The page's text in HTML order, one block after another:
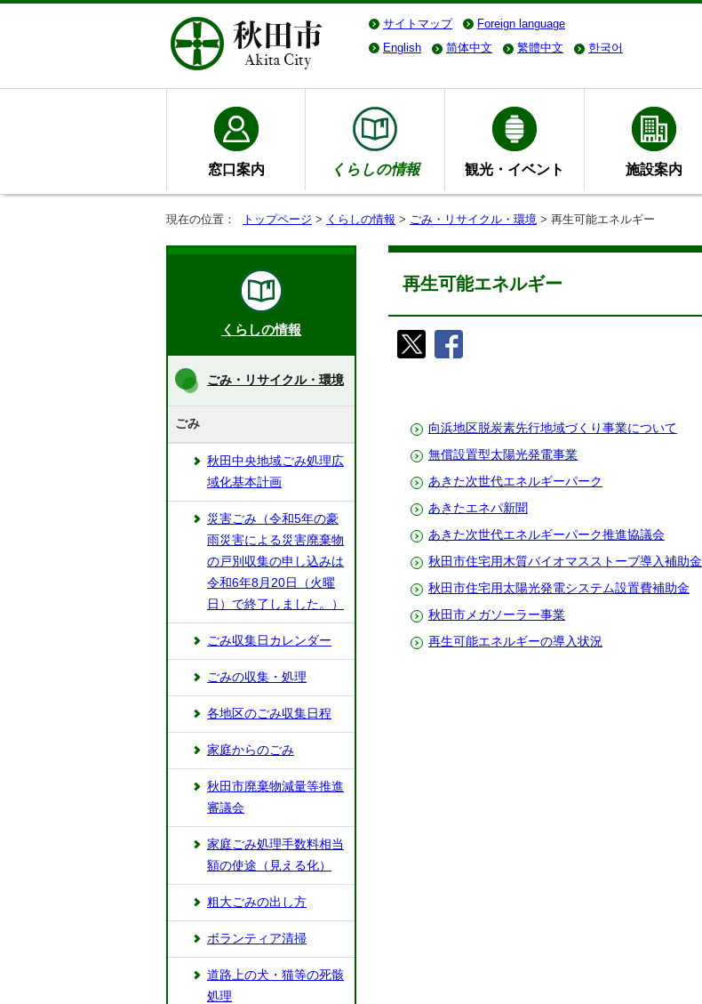
サイトマップ Foreign language
English
简体中文 繁體中文 한국어
窓口案内 くらしの情報 観光・イベント 施設案内
現在の位置： トップページ > くらしの情報 > ごみ・リサイクル・環境 > 再生可能エネルギー
再生可能エネルギー
向浜地区脱炭素先行地域づくり事業について
無償設置型太陽光発電事業
あきた次世代エネルギーパーク
あきたエネパ新聞
あきた次世代エネルギーパーク推進協議会
秋田市住宅用木質バイオマスストーブ導入補助金
秋田市住宅用太陽光発電システム設置費補助金
秋田市メガソーラー事業
再生可能エネルギーの導入状況
くらしの情報
ごみ・リサイクル・環境
ごみ
秋田中央地域ごみ処理広
域化基本計画
災害ごみ（令和5年の豪
雨災害による災害廃棄物
の戸別収集の申し込みは
令和6年8月20日（火曜
日）で終了しました。）
ごみ収集日カレンダー
ごみの収集・処理
各地区のごみ収集日程
家庭からのごみ
秋田市廃棄物減量等推進
審議会
家庭ごみ処理手数料相当
額の使途（見える化）
粗大ごみの出し方
ボランティア清掃
道路上の犬・猫等の死骸
処理